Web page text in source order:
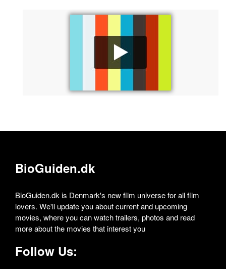
BioGuiden.dk
BioGuiden.dk is Denmark's new film universe for all film
lovers. We'll update you about current and upcoming
movies, where you can watch trailers, photos and read
more about the movies that interest you
Follow Us: